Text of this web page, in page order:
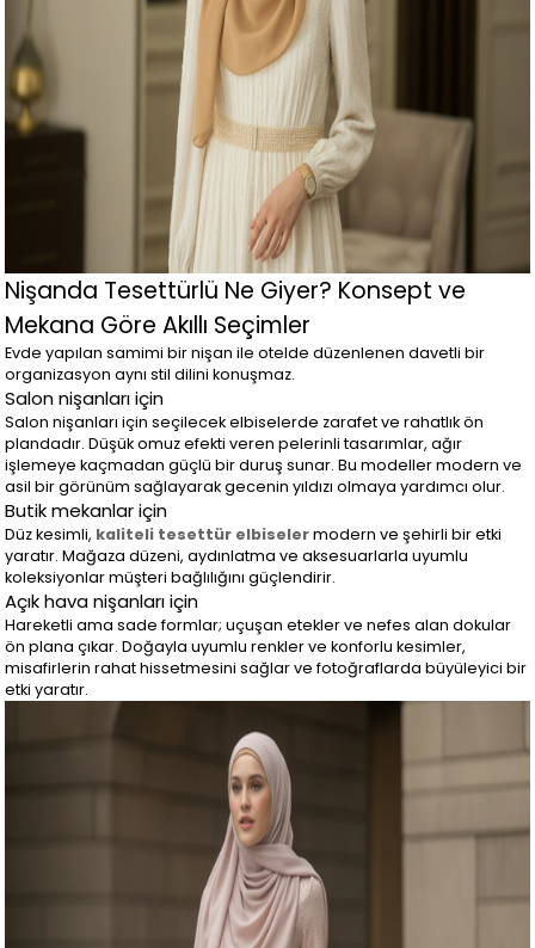
Nişanda Tesettürlü Ne Giyer? Konsept ve
Mekana Göre Akıllı Seçimler
Evde yapılan samimi bir nişan ile otelde düzenlenen davetli bir
organizasyon aynı stil dilini konuşmaz.
Salon nişanları için
Salon nişanları için seçilecek elbiselerde zarafet ve rahatlık ön
plandadır. Düşük omuz efekti veren pelerinli tasarımlar, ağır
işlemeye kaçmadan güçlü bir duruş sunar. Bu modeller modern ve
asil bir görünüm sağlayarak gecenin yıldızı olmaya yardımcı olur.
Butik mekanlar için
Düz kesimli, kaliteli tesettür elbiselermodern ve şehirli bir etki
yaratır. Mağaza düzeni, aydınlatma ve aksesuarlarla uyumlu
koleksiyonlar müşteri bağlılığını güçlendirir.
Açık hava nişanları için
Hareketli ama sade formlar; uçuşan etekler ve nefes alan dokular
ön plana çıkar. Doğayla uyumlu renkler ve konforlu kesimler,
misafirlerin rahat hissetmesini sağlar ve fotoğraflarda büyüleyici bir
etki yaratır.